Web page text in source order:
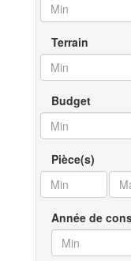
Terrain
Budget
Pièce(s)
Année de